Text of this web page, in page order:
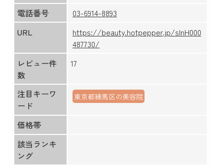
電話番号
03-6914-8893
URL
https://beauty.hotpepper.jp/slnH000
487730/
レビュー件
数
17
注目キーワ
ード
東京都練馬区の美容院
価格帯
該当ランキ
ング